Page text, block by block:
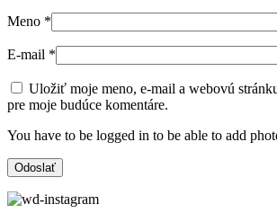
Meno *
E-mail *
Uložiť moje meno, e-mail a webovú
pre moje budúce komentáre.
You have to be logged in to be able to add